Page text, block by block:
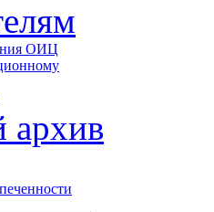
ОИЦ
архив